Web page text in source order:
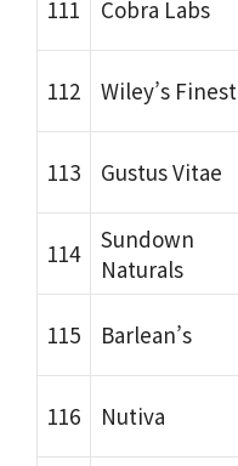
111 Cobra Labs
112 Wiley’s Finest
113 Gustus Vitae
114
Sundown
Naturals
115 Barlean’s
116 Nutiva